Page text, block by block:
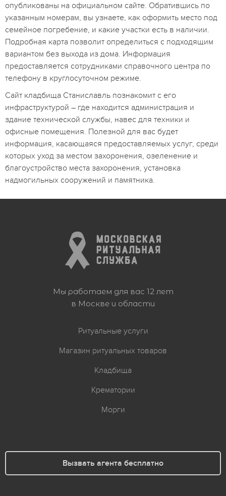
опубликованы на официальном сайте. Обратившись по
указанным номерам, вы узнаете, как оформить место под
семейное погребение, и какие участки есть в наличии.
Подробная карта позволит определиться с подходящим
вариантом без выхода из дома. Информация
предоставляется сотрудниками справочного центра по
телефону в круглосуточном режиме.
Сайт кладбища Станиславль познакомит с его
инфраструктурой – где находится администрация и
здание технической службы, навес для техники и
офисные помещения. Полезной для вас будет
информация, касающаяся предоставляемых услуг, среди
которых уход за местом захоронения, озеленение и
благоустройство места захоронения, установка
надмогильных сооружений и памятника.
Мы работаем для вас 12 лет
в Москве и области
Ритуальные услуги
Магазин ритуальных товаров
Кладбища
Крематории
Морги
Вызвать агента бесплатно